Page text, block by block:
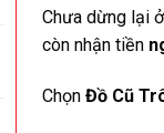
Chưa dừng lại
còn nhận tiền
Chọn Đồ Cũ